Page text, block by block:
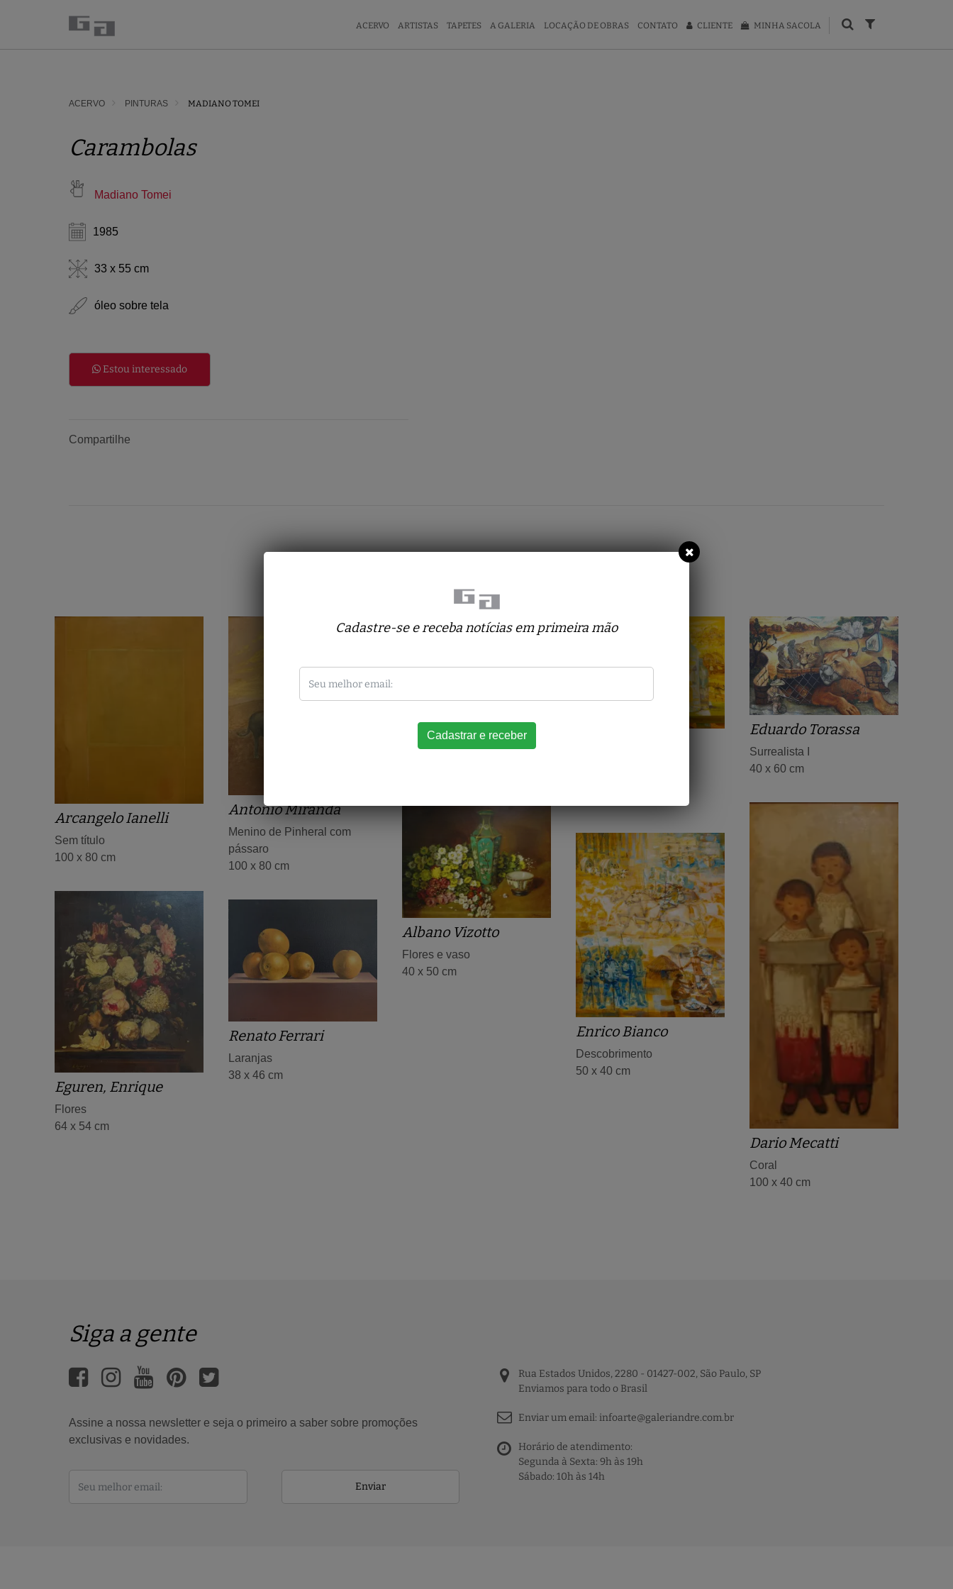
ACERVO ARTISTAS TAPETES A GALERIA LOCAÇÃO DE OBRAS CONTATO CLIENTE MINHA SACOLA
ACERVO PINTURAS MADIANO TOMEI
Carambolas
Madiano Tomei
1985
33 x 55 cm
óleo sobre tela
Estou interessado
Compartilhe
Arcangelo Ianelli
Sem título
100 x 80 cm
Antonio Miranda
Menino de Pinheral com
pássaro
100 x 80 cm
Edson Di Bernardi
Terraço Napolitano
Eduardo Torassa
Surrealista I
40 x 60 cm
Albano Vizotto
Flores e vaso
40 x 50 cm
Dario Mecatti
Coral
100 x 40 cm
Enrico Bianco
Descobrimento
50 x 40 cm
Eguren, Enrique
Flores
64 x 54 cm
Renato Ferrari
Laranjas
38 x 46 cm
Siga a gente
Assine a nossa newsletter e seja o primeiro a saber sobre promoções
exclusivas e novidades.
Enviar
Rua Estados Unidos, 2280 - 01427-002, São Paulo, SP
Enviamos para todo o Brasil
Enviar um email: infoarte@galeriandre.com.br
Horário de atendimento:
Segunda à Sexta: 9h às 19h
Sábado: 10h às 14h
Cadastre-se e receba notícias em primeira mão